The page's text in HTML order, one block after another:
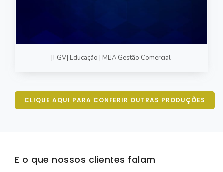
[FGV] Educação | MBA Gestão Comercial
CLIQUE AQUI PARA CONFERIR OUTRAS PRODUÇÕES
E o que nossos clientes falam